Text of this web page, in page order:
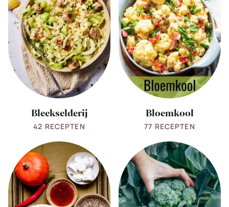
Bleekselderij
42 RECEPTEN
Bloemkool
77 RECEPTEN
View
all
Boerenkool
View
all
Broccoli